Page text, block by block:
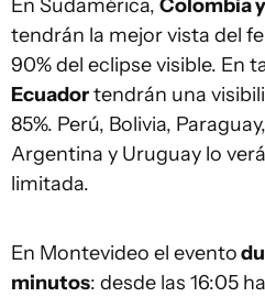
En Sudamérica, Colombia
tendrán la mejor vista del
90% del eclipse visible. En
Ecuadortendrán una
85%. Perú, Bolivia,
Argentina y Uruguay lo
limitada.
En Montevideo el evento
minutos: desde las 16:05